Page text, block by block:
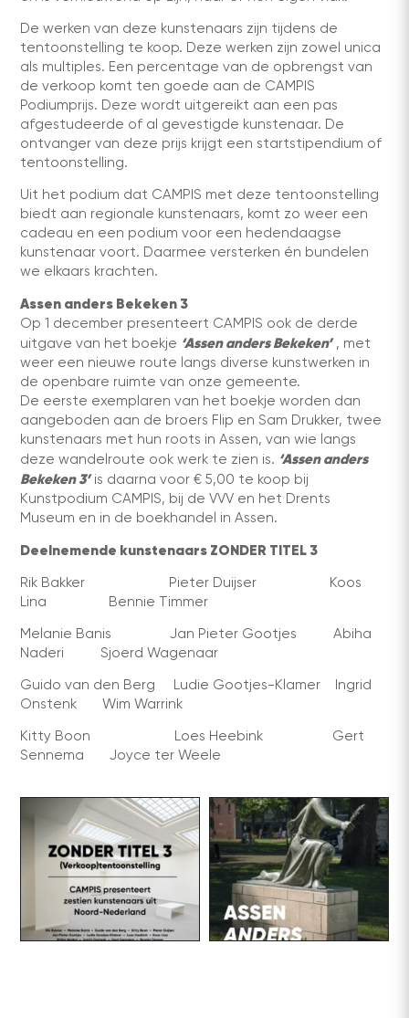
De werken van deze kunstenaars zijn tijdens de
tentoonstelling te koop. Deze werken zijn zowel unica
als multiples. Een percentage van de opbrengst van
de verkoop komt ten goede aan de CAMPIS
Podiumprijs. Deze wordt uitgereikt aan een pas
afgestudeerde of al gevestigde kunstenaar. De
ontvanger van deze prijs krijgt een startstipendium of
tentoonstelling.
Uit het podium dat CAMPIS met deze tentoonstelling
biedt aan regionale kunstenaars, komt zo weer een
cadeau en een podium voor een hedendaagse
kunstenaar voort. Daarmee versterken én bundelen
we elkaars krachten.
Assen anders Bekeken 3
Op 1 december presenteert CAMPIS ook de derde
uitgave van het boekje ‘Assen anders Bekeken’, met
weer een nieuwe route langs diverse kunstwerken in
de openbare ruimte van onze gemeente.
De eerste exemplaren van het boekje worden dan
aangeboden aan de broers Flip en Sam Drukker, twee
kunstenaars met hun roots in Assen, van wie langs
deze wandelroute ook werk te zien is. ‘Assen anders
Bekeken 3’is daarna voor € 5,00 te koop bij
Kunstpodium CAMPIS, bij de VVV en het Drents
Museum en in de boekhandel in Assen.
Deelnemende kunstenaars ZONDER TITEL 3
Rik Bakker Pieter Duijser Koos
Lina Bennie Timmer
Melanie Banis Jan Pieter Gootjes Abiha
Naderi Sjoerd Wagenaar
Guido van den Berg Ludie Gootjes-Klamer Ingrid
Onstenk Wim Warrink
Kitty Boon Loes Heebink Gert
Sennema Joyce ter Weele